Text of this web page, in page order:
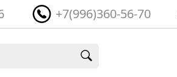
+7(996)360-56-70